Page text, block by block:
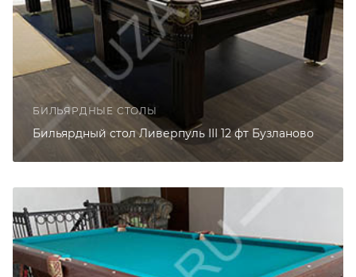
БИЛЬЯРДНЫЕ СТОЛЫ
Бильярдный стол Ливерпуль III 12 фт Бузланово